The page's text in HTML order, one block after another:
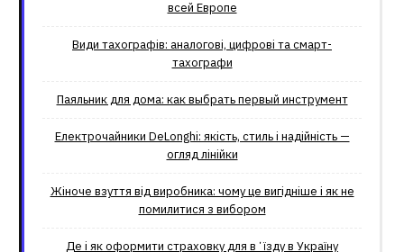
всей Европе
Види тахографів: аналогові, цифрові та смарт-
тахографи
Паяльник для дома: как выбрать первый инструмент
Електрочайники DeLonghi: якість, стиль і надійність —
огляд лінійки
Жіноче взуття від виробника: чому це вигідніше і як не
помилитися з вибором
Де і як оформити страховку для вʼїзду в Україну